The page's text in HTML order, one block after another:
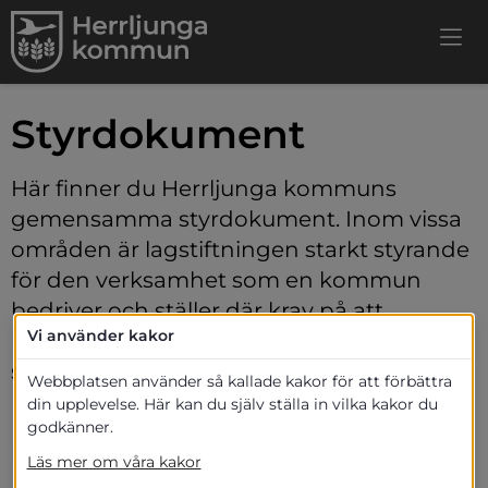
Styrdokument
Här finner du Herrljunga kommuns
gemensamma styrdokument. Inom vissa
områden är lagstiftningen starkt styrande
för den verksamhet som en kommun
bedriver och ställer där krav på att
kommunen upprättar vissa styrdokument
som exempelvis översiktsplan.
Kommunallagen - kommunens
ramverk
Vi använder kakor
Webbplatsen använder så kallade kakor för att förbättra
din upplevelse. Här kan du själv ställa in vilka kakor du
godkänner.
Läs mer om våra kakor